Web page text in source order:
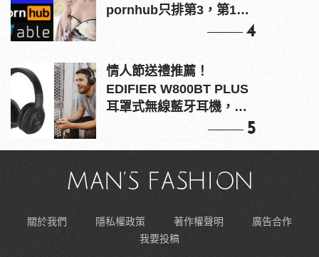
pornhub只排第3，第1名
4
情人節送禮推薦！
EDIFIER W800BT PLUS
耳罩式無線藍牙耳機，在
5
關於我們 隱私權政策 著作權聲明
廣告合作
我要投稿